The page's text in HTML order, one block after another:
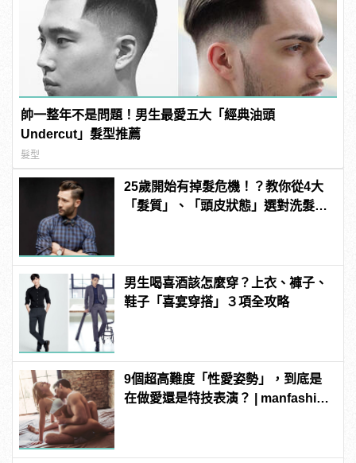
帥一整年不是問題！男生最愛五大「經典油頭
Undercut」髮型推薦
髮型
25歲開始有掉髮危機！？教你從4大
「髮質」、「頭皮狀態」選對洗髮
男生喝喜酒該怎麼穿？上衣、褲子、
鞋子「喜宴穿搭」３項全攻略
9個超高難度「性愛姿勢」，到底是
在做愛還是特技表演？ | manfashion